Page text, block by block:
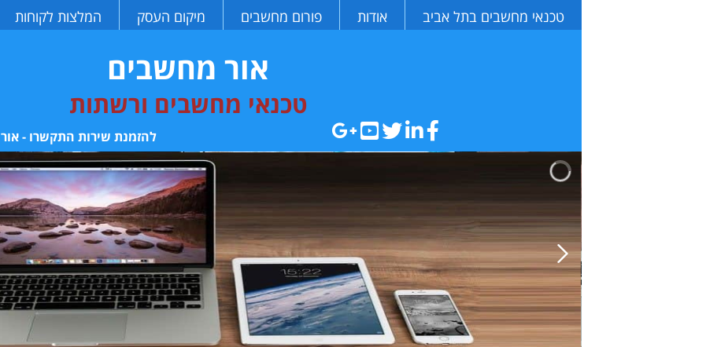
טכנאי מחשבים בתל אביב אודות פורום מחשבים מיקום העסק המלצות לקוחות
אור מחשבים
טכנאי מחשבים ורשתות
להזמנת שירות התקשרו - אור